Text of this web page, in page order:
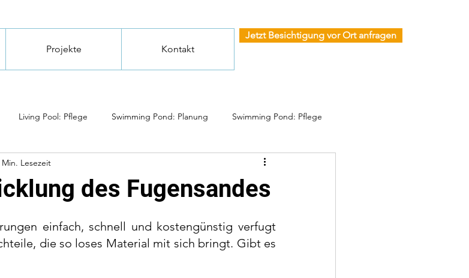
Projekte Kontakt
Jetzt Besichtigung vor Ort anfragen
Living Pool: Pflege Swimming Pond: Planung Swimming Pond: Pflege
des Fugensandes
Min. Lesezeit
einfach, schnell und kostengünstig verfugt
die so loses Material mit sich bringt. Gibt es